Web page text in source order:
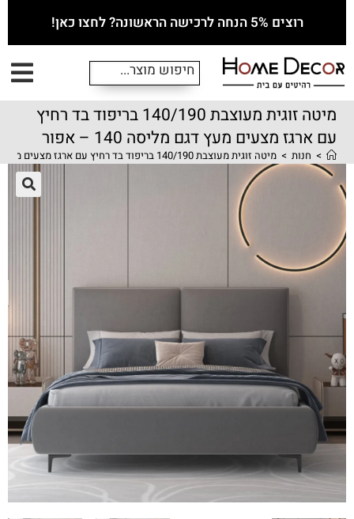
רוצים 5% הנחה לרכישה הראשונה? לחצו כאן!
מיטה זוגית מעוצבת 140/190 בריפוד בד רחיץ
עם ארגז מצעים מעץ דגם מליסה 140 – אפור
> חנות > מיטה זוגית מעוצבת 140/190 בריפוד בד רחיץ עם ארגז מצעים מעץ דגם מליסה 140 – אפור